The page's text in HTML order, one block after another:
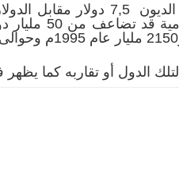
الدول أو تقاربه كما